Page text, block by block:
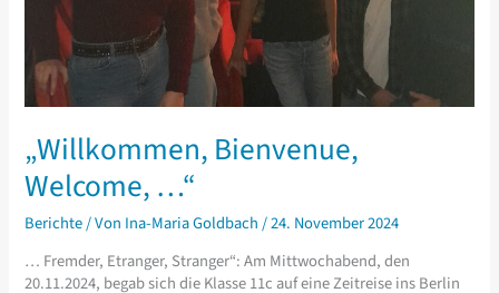
„Willkommen, Bienvenue,
Welcome, …“
Berichte/ Von Ina-Maria Goldbach/24. November 2024
… Fremder, Etranger, Stranger“: Am Mittwochabend, den
20.11.2024, begab sich die Klasse 11c auf eine Zeitreise ins Berlin